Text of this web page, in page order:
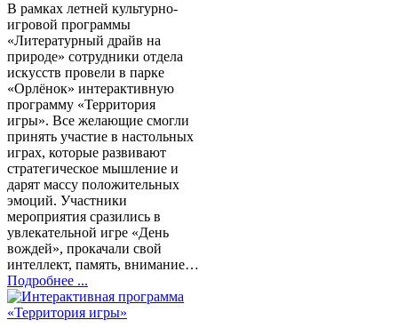
В рамках летней культурно-
игровой программы
«Литературный драйв на
природе» сотрудники отдела
искусств провели в парке
«Орлёнок» интерактивную
программу «Территория
игры». Все желающие смогли
принять участие в настольных
играх, которые развивают
стратегическое мышление и
дарят массу положительных
эмоций. Участники
мероприятия сразились в
увлекательной игре «День
вождей», прокачали свой
интеллект, память, внимание…
Подробнее ...